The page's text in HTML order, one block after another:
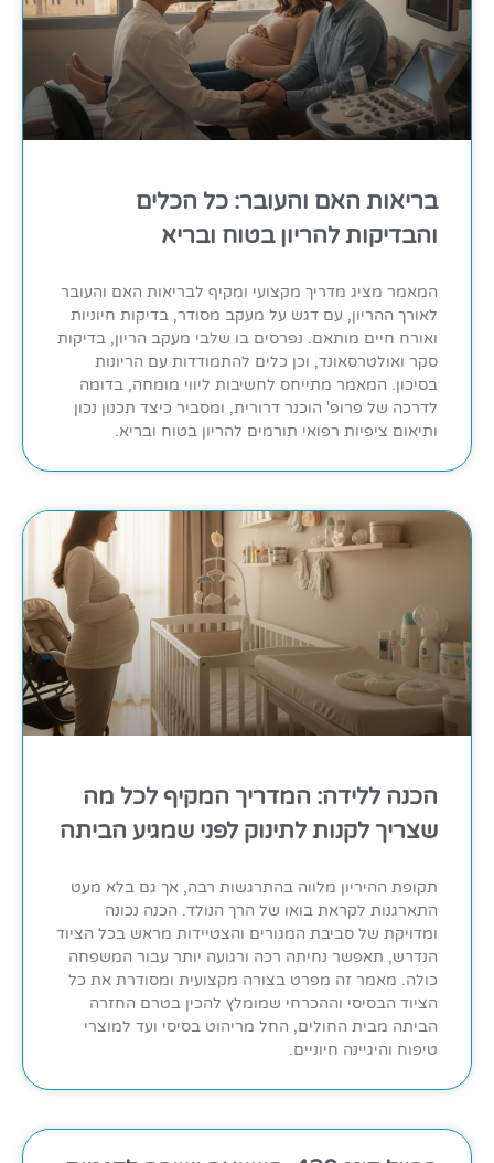
בריאות האם והעובר: כל הכלים
והבדיקות להריון בטוח ובריא
המאמר מציג מדריך מקצועי ומקיף לבריאות האם והעובר
לאורך ההריון, עם דגש על מעקב מסודר, בדיקות חיוניות
ואורח חיים מותאם. נפרסים בו שלבי מעקב הריון, בדיקות
סקר ואולטרסאונד, וכן כלים להתמודדות עם הריונות
בסיכון. המאמר מתייחס לחשיבות ליווי מומחה, בדומה
לדרכה של פרופ' הוכנר דרורית, ומסביר כיצד תכנון נכון
ותיאום ציפיות רפואי תורמים להריון בטוח ובריא.
הכנה ללידה: המדריך המקיף לכל מה
שצריך לקנות לתינוק לפני שמגיע הביתה
תקופת ההיריון מלווה בהתרגשות רבה, אך גם בלא מעט
התארגנות לקראת בואו של הרך הנולד. הכנה נכונה
ומדויקת של סביבת המגורים והצטיידות מראש בכל הציוד
הנדרש, תאפשר נחיתה רכה ורגועה יותר עבור המשפחה
כולה. מאמר זה מפרט בצורה מקצועית ומסודרת את כל
הציוד הבסיסי וההכרחי שמומלץ להכין בטרם החזרה
הביתה מבית החולים, החל מריהוט בסיסי ועד למוצרי
טיפוח והיגיינה חיוניים.